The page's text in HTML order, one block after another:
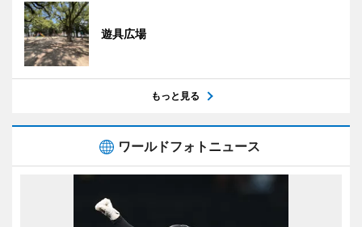
遊具広場
もっと見る
ワールドフォトニュース